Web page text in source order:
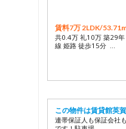
賃料7万 2LDK/
共0.4万 礼10万 築29
線 姫路 徒歩15分 …
この物件は賃貸館英
連帯保証人も保証会社